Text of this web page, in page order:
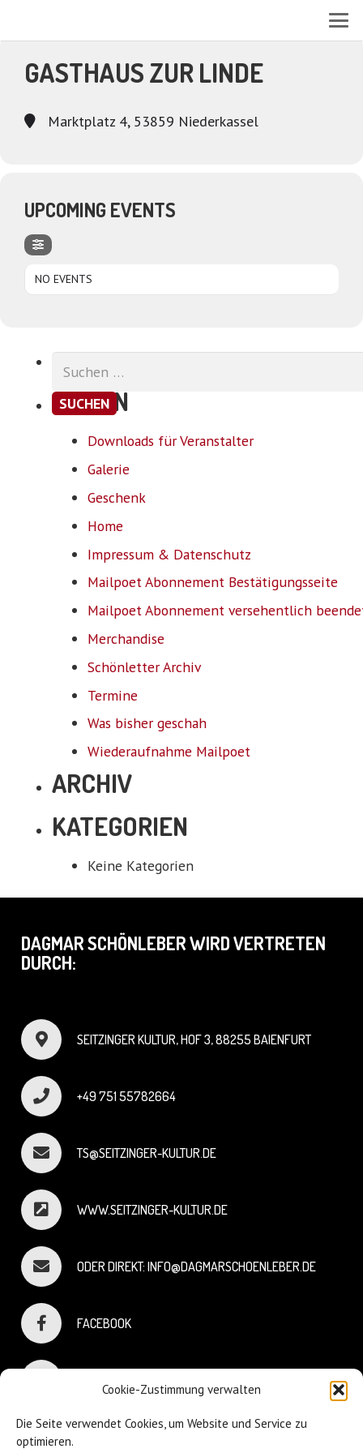
Cookie-Zustimmung verwalten
Die Seite verwendet Cookies, um Website und Service zu
optimieren.
GASTHAUS ZUR LINDE
Marktplatz 4, 53859 Niederkassel
UPCOMING EVENTS
NO EVENTS
nach:
SEITEN
Downloads für Veranstalter
Galerie
Geschenk
Home
Impressum & Datenschutz
Mailpoet Abonnement Bestätigungsseite
Mailpoet Abonnement versehentlich
Merchandise
Schönletter Archiv
Termine
Was bisher geschah
Wiederaufnahme Mailpoet
ARCHIV
KATEGORIEN
Keine Kategorien
DAGMAR SCHÖNLEBER WIRD VERTRETEN
DURCH:
SEITZINGER KULTUR, HOF 3, 88255 BAIENFURT
+49 751 55782664
TS@SEITZINGER-KULTUR.DE
WWW.SEITZINGER-KULTUR.DE
ODER DIREKT: INFO@DAGMARSCHOENLEBER.DE
FACEBOOK